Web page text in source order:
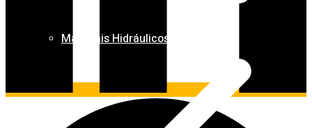
Materiais Hidráulicos